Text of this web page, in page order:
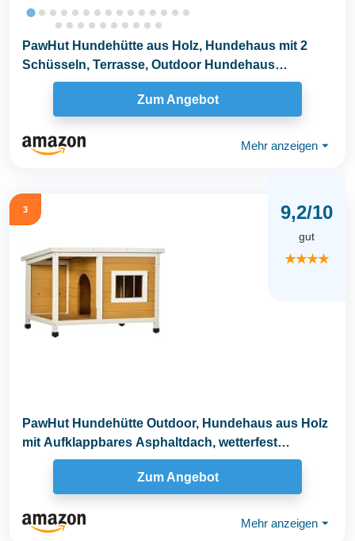
PawHut Hundehütte aus Holz, Hundehaus mit 2
Schüsseln, Terrasse, Outdoor Hundehaus
Kleintierhaus...
Zum Angebot
Mehr anzeigen ⏷
3 9,2/10
gut
★★★★
PawHut Hundehütte Outdoor, Hundehaus aus Holz
mit Aufklappbares Asphaltdach, wetterfest
Hundehöhle...
Zum Angebot
Mehr anzeigen ⏷